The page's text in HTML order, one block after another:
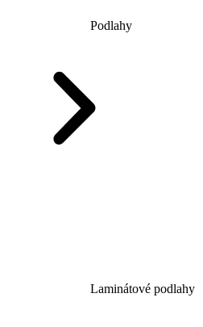
Podlahy
Laminátové podlahy